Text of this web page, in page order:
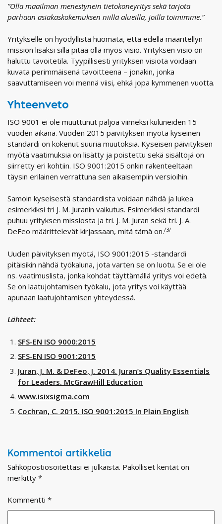
”Olla maailman menestynein tietokoneyritys sekä tarjota
parhaan asiakaskokemuksen niillä alueilla, joilla toimimme.”
Yritykselle on hyödyllistä huomata, että edellä määritellyn
mission lisäksi sillä pitää olla myös visio. Yrityksen visio on
haluttu tavoitetila. Tyypillisesti yrityksen visiota voidaan
kuvata perimmäisenä tavoitteena – jonakin, jonka
saavuttamiseen voi mennä viisi, ehkä jopa kymmenen vuotta.
Yhteenveto
ISO 9001 ei ole muuttunut paljoa viimeksi kuluneiden 15
vuoden aikana. Vuoden 2015 päivityksen myötä kyseinen
standardi on kokenut suuria muutoksia. Kyseisen päivityksen
myötä vaatimuksia on lisätty ja poistettu sekä sisältöjä on
siirretty eri kohtiin. ISO 9001:2015 onkin rakenteeltaan
täysin erilainen verrattuna sen aikaisempiin versioihin.
Samoin kyseisestä standardista voidaan nähdä ja lukea
esimerkiksi tri J. M. Juranin vaikutus. Esimerkiksi standardi
puhuu yrityksen missiosta ja tri. J. M. Juran sekä tri. J. A.
DeFeo määrittelevät kirjassaan, mitä tämä on./3/
Uuden päivityksen myötä, ISO 9001:2015 -standardi
pitäisikin nähdä työkaluna, jota varten se on luotu. Se ei ole
ns. vaatimuslista, jonka kohdat täyttämällä yritys voi edetä.
Se on laatujohtamisen työkalu, jota yritys voi käyttää
apunaan laatujohtamisen yhteydessä.
Lähteet:
SFS-EN ISO 9000:2015
SFS-EN ISO 9001:2015
Juran, J. M. & DeFeo, J. 2014. Juran’s Quality Essentials
for Leaders. McGrawHill Education
www.isixsigma.com
Cochran, C. 2015. ISO 9001:2015 In Plain English
Kommentoi artikkelia
Sähköpostiosoitettasi ei julkaista. Pakolliset kentät on
merkitty *
Kommentti *